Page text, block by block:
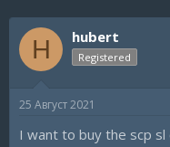
т
о
р
т
м
т
а
н
а
а
H hubert
Registered
25 Август 2021
I want to buy the scp